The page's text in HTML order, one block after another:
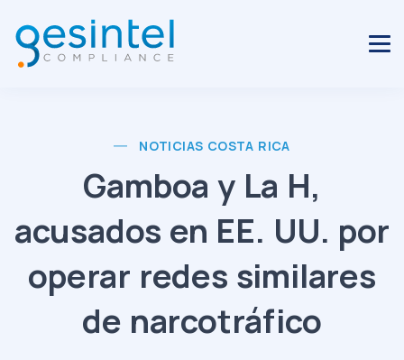
NOTICIAS COSTA RICA
Gamboa y La H,
acusados en EE. UU. por
operar redes similares
de narcotráfico